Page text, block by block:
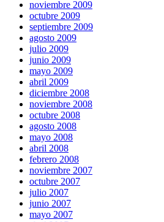
noviembre 2009
octubre 2009
septiembre 2009
agosto 2009
julio 2009
junio 2009
mayo 2009
abril 2009
diciembre 2008
noviembre 2008
octubre 2008
agosto 2008
mayo 2008
abril 2008
febrero 2008
noviembre 2007
octubre 2007
julio 2007
junio 2007
mayo 2007